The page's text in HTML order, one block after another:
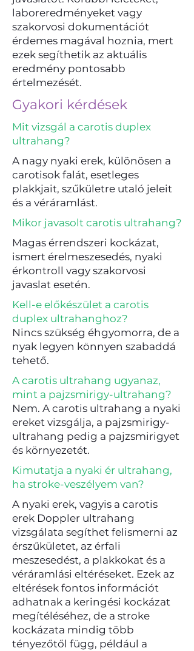
laboreredményeket vagy
szakorvosi dokumentációt
érdemes magával hoznia, mert
ezek segíthetik az aktuális
eredmény pontosabb
értelmezését.
Gyakori kérdések
Mit vizsgál a carotis duplex
ultrahang?
A nagy nyaki erek, különösen a
carotisok falát, esetleges
plakkjait, szűkületre utaló jeleit
és a véráramlást.
Mikor javasolt carotis ultrahang?
Magas érrendszeri kockázat,
ismert érelmeszesedés, nyaki
érkontroll vagy szakorvosi
javaslat esetén.
Kell-e előkészület a carotis
duplex ultrahanghoz?
Nincs szükség éhgyomorra, de a
nyak legyen könnyen szabaddá
tehető.
A carotis ultrahang ugyanaz,
mint a pajzsmirigy-ultrahang?
Nem. A carotis ultrahang a nyaki
ereket vizsgálja, a pajzsmirigy-
ultrahang pedig a pajzsmirigyet
és környezetét.
Kimutatja a nyaki ér ultrahang,
ha stroke-veszélyem van?
A nyaki erek, vagyis a carotis
erek Doppler ultrahang
vizsgálata segíthet felismerni az
érszűkületet, az érfali
meszesedést, a plakkokat és a
véráramlási eltéréseket. Ezek az
eltérések fontos információt
adhatnak a keringési kockázat
megítéléséhez, de a stroke
kockázata mindig több
tényezőtől függ, például a